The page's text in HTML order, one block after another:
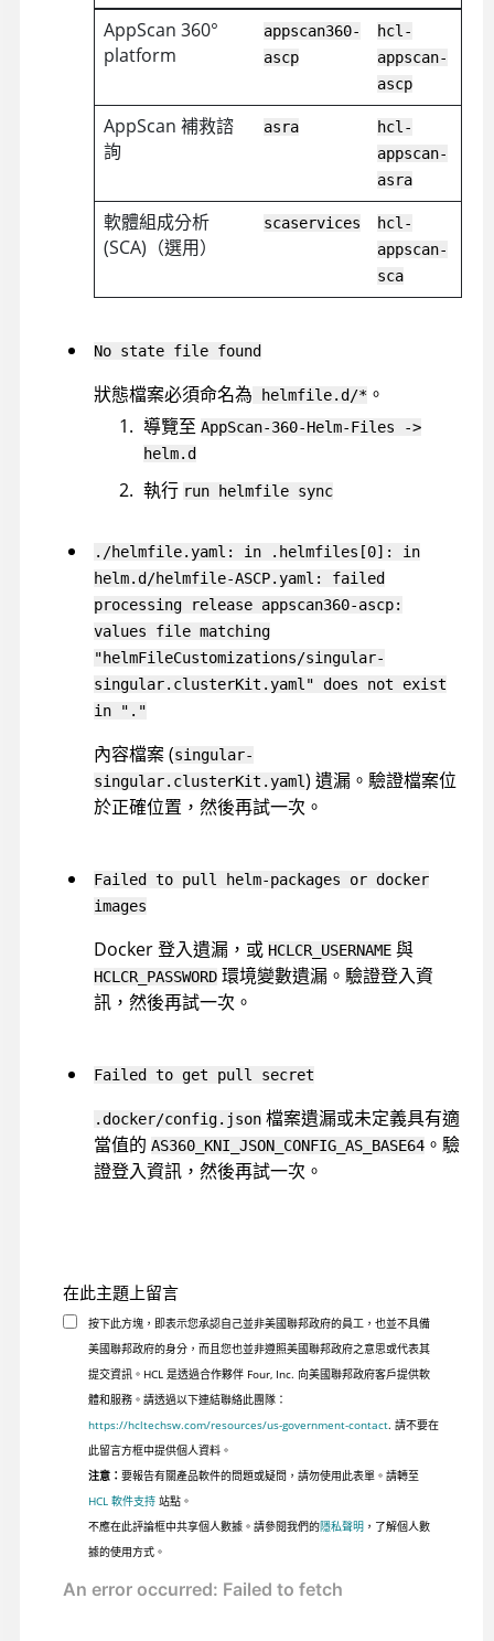
AppScan 360°
platform
appscan360-
ascp
hcl-
appscan-
ascp
AppScan 補救諮
詢
asra
hcl-
appscan-
asra
軟體組成分析
(SCA)（選用）
scaservices
hcl-
appscan-
sca
No state file found
狀態檔案必須命名為 helmfile.d/* 。
導覽至 AppScan-360-Helm-Files ->
helm.d
執行 run helmfile sync
./helmfile.yaml: in .helmfiles[0]: in
helm.d/helmfile-ASCP.yaml: failed
processing release appscan360-ascp:
values file matching
"helmFileCustomizations/singular-
singular.clusterKit.yaml" does not exist
in "."
內容檔案 (singular-
singular.clusterKit.yaml) 遺漏。驗證檔案位
於正確位置，然後再試一次。
Failed to pull helm-packages or docker
images
Docker 登入遺漏，或 HCLCR_USERNAME 與
HCLCR_PASSWORD 環境變數遺漏。驗證登入資
訊，然後再試一次。
Failed to get pull secret
.docker/config.json 檔案遺漏或未定義具有適
當值的 AS360_KNI_JSON_CONFIG_AS_BASE64 。驗
證登入資訊，然後再試一次。
在此主題上留言
按下此方塊，即表示您承認自己並非美國聯邦政府的員工，也並不具備
美國聯邦政府的身分，而且您也並非遵照美國聯邦政府之意思或代表其
提交資訊。HCL 是透過合作夥伴 Four, Inc. 向美國聯邦政府客戶提供軟
體和服務。請透過以下連結聯絡此團隊：
https://hcltechsw.com/resources/us-government-contact. 請不要在
此留言方框中提供個人資料。
注意： 要報告有關產品軟件的問題或疑問，請勿使用此表單。請轉至
HCL 軟件支持站點。
不應在此評論框中共享個人數據。請參閱我們的隱私聲明，了解個人數
據的使用方式。